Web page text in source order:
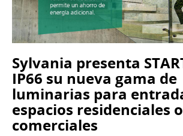
Sylvania presenta
IP66 su nueva gama de
luminarias para
espacios residenciales o
comerciales